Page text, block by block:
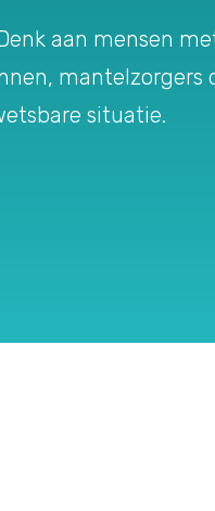
aan mensen
mantelzorgers
situatie.